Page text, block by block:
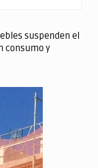
suspenden el
consumo y